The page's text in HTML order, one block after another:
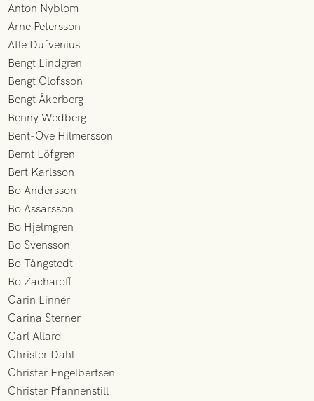
Anton Nyblom
Arne Petersson
Atle Dufvenius
Bengt Lindgren
Bengt Olofsson
Bengt Åkerberg
Benny Wedberg
Bent-Ove Hilmersson
Bernt Löfgren
Bert Karlsson
Bo Andersson
Bo Assarsson
Bo Hjelmgren
Bo Svensson
Bo Tångstedt
Bo Zacharoff
Carin Linnér
Carina Sterner
Carl Allard
Christer Dahl
Christer Engelbertsen
Christer Pfannenstill